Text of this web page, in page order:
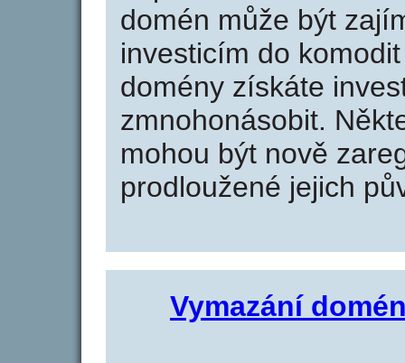
domén může být
investicím do
domény získáte
zmnohonásobit.
mohou být nově
prodloužené jejich
Vymazání